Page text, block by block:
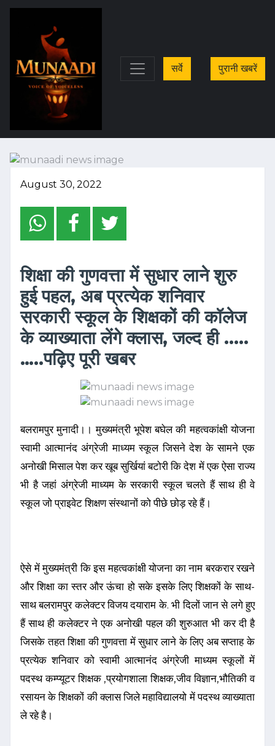
सर्वे पुरानी खबरें
August 30, 2022
शिक्षा की गुणवत्ता में सुधार लाने शुरु
हुई पहल, अब प्रत्येक शनिवार
सरकारी स्कूल के शिक्षकों की कॉलेज
के व्याख्याता लेंगे क्लास, जल्द ही .....
…..पढ़िए पूरी खबर
बलरामपुर मुनादी।। मुख्यमंत्री भूपेश बघेल की महत्वकांक्षी योजना
स्वामी आत्मानंद अंग्रेजी माध्यम स्कूल जिसने देश के सामने एक
अनोखी मिसाल पेश कर खूब सुर्खियां बटोरी कि देश में एक ऐसा राज्य
भी है जहां अंग्रेजी माध्यम के सरकारी स्कूल चलते हैं साथ ही वे
स्कूल जो प्राइवेट शिक्षण संस्थानों को पीछे छोड़ रहे हैं।
ऐसे में मुख्यमंत्री कि इस महत्वकांक्षी योजना का नाम बरकरार रखने
और शिक्षा का स्तर और ऊंचा हो सके इसके लिए शिक्षकों के साथ-
साथ बलरामपुर कलेक्टर विजय दयाराम के. भी दिलों जान से लगे हुए
हैं साथ ही कलेक्टर ने एक अनोखी पहल की शुरुआत भी कर दी है
जिसके तहत शिक्षा की गुणवत्ता में सुधार लाने के लिए अब सप्ताह के
प्रत्येक शनिवार को स्वामी आत्मानंद अंग्रेजी माध्यम स्कूलों में
पदस्थ कम्प्यूटर शिक्षक ,प्रयोगशाला शिक्षक,जीव विज्ञान,भौतिकी व
रसायन के शिक्षकों की क्लास जिले महाविद्यालयो में पदस्थ व्याख्याता
ले रहे है।